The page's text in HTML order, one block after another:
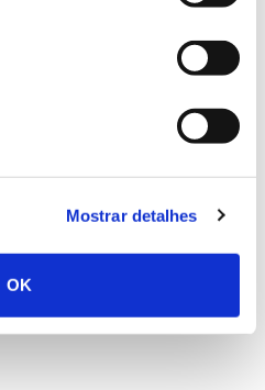
Mostrar detalhes
OK
em acácia-das-espigas: